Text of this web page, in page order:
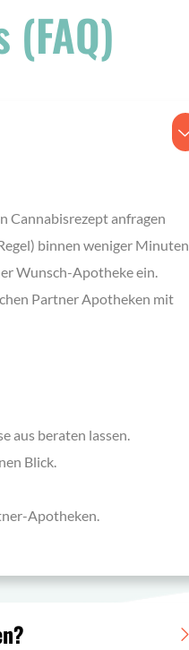
Cannabisrezept anfragen
binnen weniger Minuten
Wunsch-Apotheke ein.
Partner Apotheken mit
aus beraten lassen.
Blick.
Apotheken.